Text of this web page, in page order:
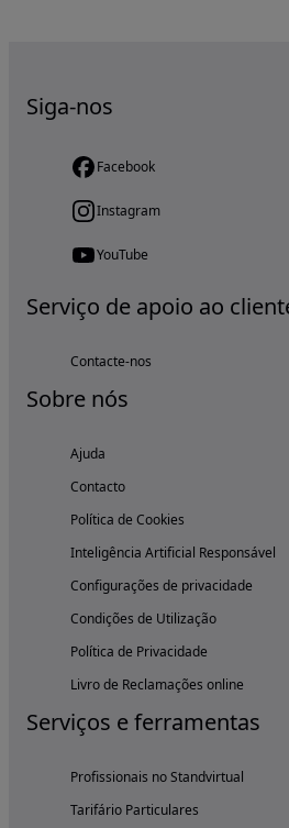
Siga-nos
Facebook
Instagram
YouTube
Serviço de apoio ao
Contacte-nos
Sobre nós
Ajuda
Contacto
Política de Cookies
Inteligência Artificial Responsável
Configurações de privacidade
Condições de Utilização
Política de Privacidade
Livro de Reclamações online
Serviços e ferramentas
Profissionais no Standvirtual
Tarifário Particulares